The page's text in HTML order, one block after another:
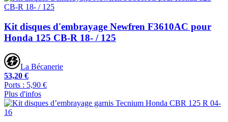
Kit disques d'embrayage Newfren F3610AC pour
Honda 125 CB-R 18- / 125
La Bécanerie
53,20 €
Ports : 5,90 €
Plus d'infos